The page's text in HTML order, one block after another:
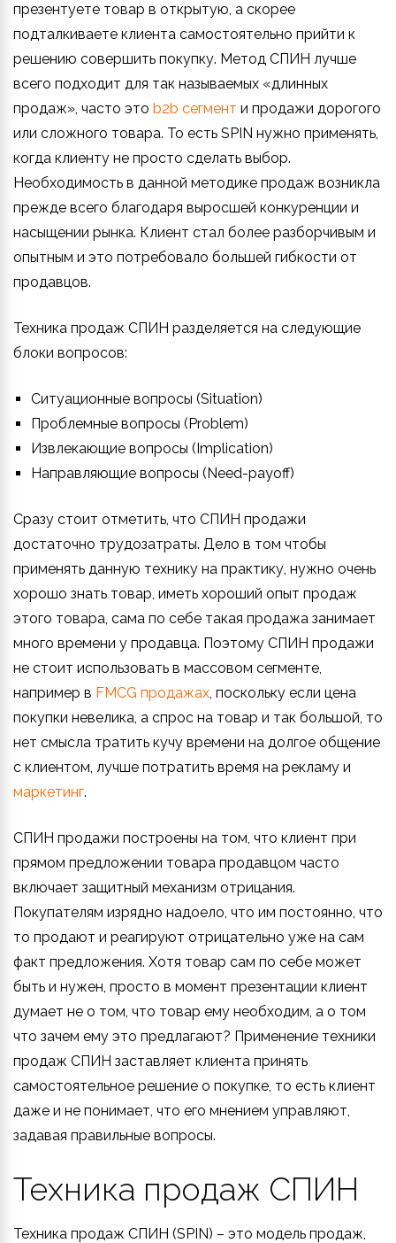
презентуете товар в открытую, а скорее
подталкиваете клиента самостоятельно прийти к
решению совершить покупку. Метод СПИН лучше
всего подходит для так называемых «длинных
продаж», часто это b2b сегмент и продажи дорогого
или сложного товара. То есть SPIN нужно применять,
когда клиенту не просто сделать выбор.
Необходимость в данной методике продаж возникла
прежде всего благодаря выросшей конкуренции и
насыщении рынка. Клиент стал более разборчивым и
опытным и это потребовало большей гибкости от
продавцов.
Техника продаж СПИН разделяется на следующие
блоки вопросов:
Ситуационные вопросы (Situation)
Проблемные вопросы (Problem)
Извлекающие вопросы (Implication)
Направляющие вопросы (Need-payoff)
Сразу стоит отметить, что СПИН продажи
достаточно трудозатраты. Дело в том чтобы
применять данную технику на практику, нужно очень
хорошо знать товар, иметь хороший опыт продаж
этого товара, сама по себе такая продажа занимает
много времени у продавца. Поэтому СПИН продажи
не стоит использовать в массовом сегменте,
например в FMCG продажах, поскольку если цена
покупки невелика, а спрос на товар и так большой, то
нет смысла тратить кучу времени на долгое общение
с клиентом, лучше потратить время на рекламу и
маркетинг.
СПИН продажи построены на том, что клиент при
прямом предложении товара продавцом часто
включает защитный механизм отрицания.
Покупателям изрядно надоело, что им постоянно, что
то продают и реагируют отрицательно уже на сам
факт предложения. Хотя товар сам по себе может
быть и нужен, просто в момент презентации клиент
думает не о том, что товар ему необходим, а о том
что зачем ему это предлагают? Применение техники
продаж СПИН заставляет клиента принять
самостоятельное решение о покупке, то есть клиент
даже и не понимает, что его мнением управляют,
задавая правильные вопросы.
Техника продаж СПИН
Техника продаж СПИН (SPIN) – это модель продаж,